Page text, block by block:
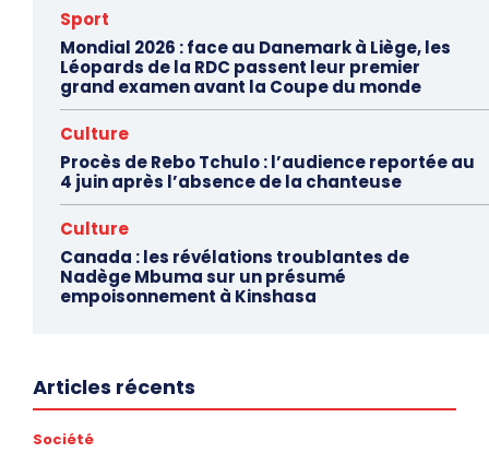
Sport
Mondial 2026 : face au Danemark à Liège, les
Léopards de la RDC passent leur premier
grand examen avant la Coupe du monde
Culture
Procès de Rebo Tchulo : l’audience reportée au
4 juin après l’absence de la chanteuse
Culture
Canada : les révélations troublantes de
Nadège Mbuma sur un présumé
empoisonnement à Kinshasa
Articles récents
Société